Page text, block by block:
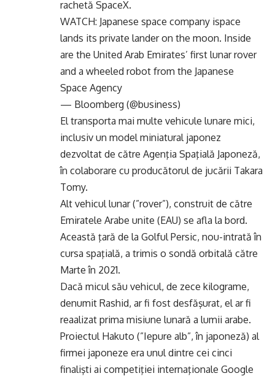
rachetă SpaceX.
WATCH: Japanese space company ispace
lands its private lander on the moon. Inside
are the United Arab Emirates’ first lunar rover
and a wheeled robot from the Japanese
Space Agency
— Bloomberg (@business)
El transporta mai multe vehicule lunare mici,
inclusiv un model miniatural japonez
dezvoltat de către Agenţia Spaţială Japoneză,
în colaborare cu producătorul de jucării Takara
Tomy.
Alt vehicul lunar (”rover”), construit de către
Emiratele Arabe unite (EAU) se afla la bord.
Această ţară de la Golful Persic, nou-intrată în
cursa spaţială, a trimis o sondă orbitală către
Marte în 2021.
Dacă micul său vehicul, de zece kilograme,
denumit Rashid, ar fi fost desfăşurat, el ar fi
reaalizat prima misiune lunară a lumii arabe.
Proiectul Hakuto (”Iepure alb”, în japoneză) al
firmei japoneze era unul dintre cei cinci
finalişti ai competiţiei internaţionale Google